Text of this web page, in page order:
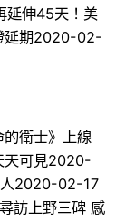
延伸45天！美
延期2020-02-
衛士》上線
天可見2020-
人2020-02-17
訪上野三碑 感